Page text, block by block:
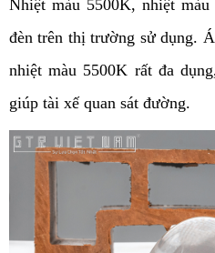
Nhiệt màu 5500K, nhiệt
đèn trên thị trường sử dụng.
nhiệt màu 5500K rất đa
giúp tài xế quan sát đường.